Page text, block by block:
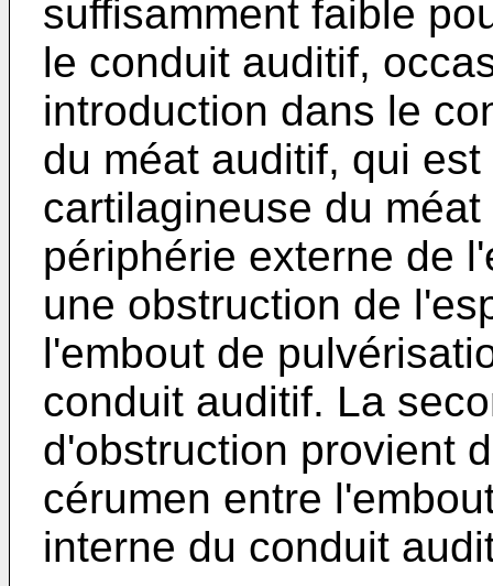
suffisamment faible
le conduit auditif,
introduction dans le
du méat auditif, qui
cartilagineuse du
périphérie externe de
une obstruction de
l'embout de
conduit auditif. La
d'obstruction provient
cérumen entre
interne du conduit